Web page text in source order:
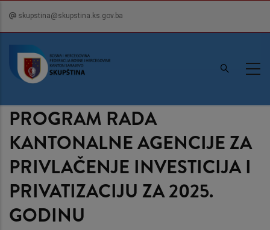
content
skupstina@skupstina.ks.gov.ba
PROGRAM RADA
KANTONALNE AGENCIJE ZA
PRIVLAČENJE INVESTICIJA I
PRIVATIZACIJU ZA 2025.
GODINU